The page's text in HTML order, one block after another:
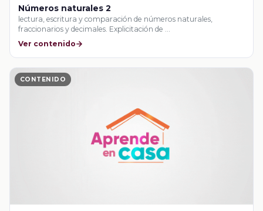
Números naturales 2
lectura, escritura y comparación de números naturales,
fraccionarios y decimales. Explicitación de …
Ver contenido
CONTENIDO